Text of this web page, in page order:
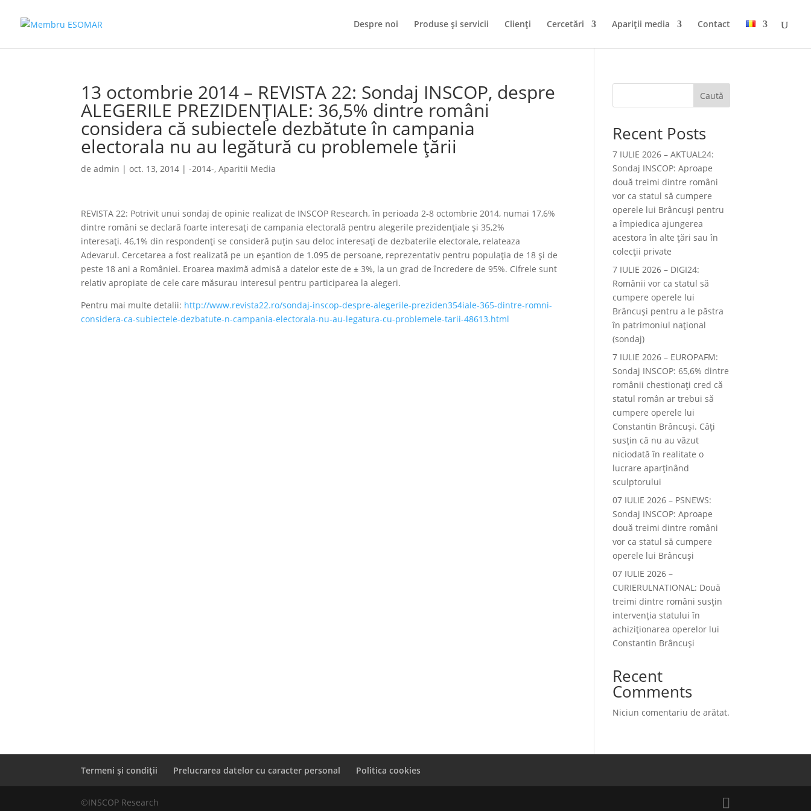
Despre noi Produse și servicii Clienți Cercetări Apariții media Contact
13 octombrie 2014 – REVISTA 22: Sondaj INSCOP, despre
ALEGERILE PREZIDENŢIALE: 36,5% dintre români
considera că subiectele dezbătute în campania
electorala nu au legătură cu problemele ţării
deadmin |oct. 13, 2014 |-2014-,Aparitii Media
REVISTA 22: Potrivit unui sondaj de opinie realizat de INSCOP Research, în perioada 2-8 octombrie 2014, numai 17,6%
dintre români se declară foarte interesaţi de campania electorală pentru alegerile prezidenţiale şi 35,2%
interesaţi. 46,1% din respondenţi se consideră puţin sau deloc interesaţi de dezbaterile electorale, relateaza
Adevarul. Cercetarea a fost realizată pe un eşantion de 1.095 de persoane, reprezentativ pentru populaţia de 18 şi de
peste 18 ani a României. Eroarea maximă admisă a datelor este de ± 3%, la un grad de încredere de 95%. Cifrele sunt
relativ apropiate de cele care măsurau interesul pentru participarea la alegeri.
Pentru mai multe detalii: http://www.revista22.ro/sondaj-inscop-despre-alegerile-preziden354iale-365-dintre-romni-
considera-ca-subiectele-dezbatute-n-campania-electorala-nu-au-legatura-cu-problemele-tarii-48613.html
Caută
Recent Posts
7 IULIE 2026 – AKTUAL24:
Sondaj INSCOP: Aproape
două treimi dintre români
vor ca statul să cumpere
operele lui Brâncuşi pentru
a împiedica ajungerea
acestora în alte ţări sau în
colecţii private
7 IULIE 2026 – DIGI24:
Românii vor ca statul să
cumpere operele lui
Brâncuși pentru a le păstra
în patrimoniul național
(sondaj)
7 IULIE 2026 – EUROPAFM:
Sondaj INSCOP: 65,6% dintre
românii chestionați cred că
statul român ar trebui să
cumpere operele lui
Constantin Brâncuși. Câți
susțin că nu au văzut
niciodată în realitate o
lucrare aparținând
sculptorului
07 IULIE 2026 – PSNEWS:
Sondaj INSCOP: Aproape
două treimi dintre români
vor ca statul să cumpere
operele lui Brâncuși
07 IULIE 2026 –
CURIERULNATIONAL: Două
treimi dintre români susțin
intervenția statului în
achiziționarea operelor lui
Constantin Brâncuși
Recent
Comments
Niciun comentariu de arătat.
Termeni și condiții Prelucrarea datelor cu caracter personal Politica cookies
©INSCOP Research